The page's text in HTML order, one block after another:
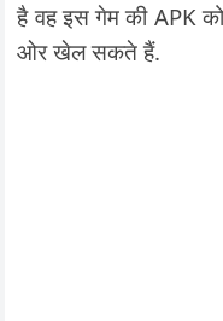
है वह इस गेम की APK
ओर खेल सकते हैं.